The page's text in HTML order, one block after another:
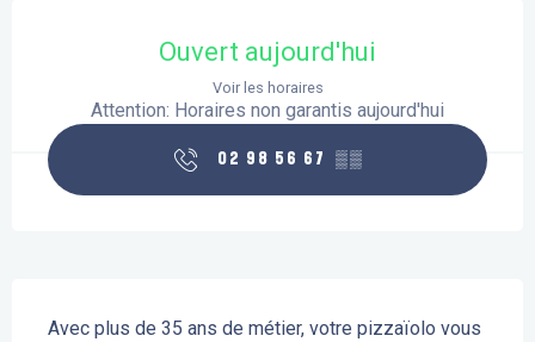
Ouvert aujourd'hui
Voir les horaires
Attention: Horaires non garantis aujourd'hui
02 98 56 67 ▒▒
Avec plus de 35 ans de métier, votre pizzaïolo vous